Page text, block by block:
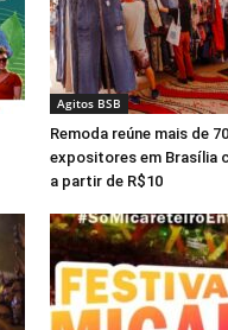
Agitos BSB
Remoda reúne mais de 70
expositores em Brasília
a partir de R$10